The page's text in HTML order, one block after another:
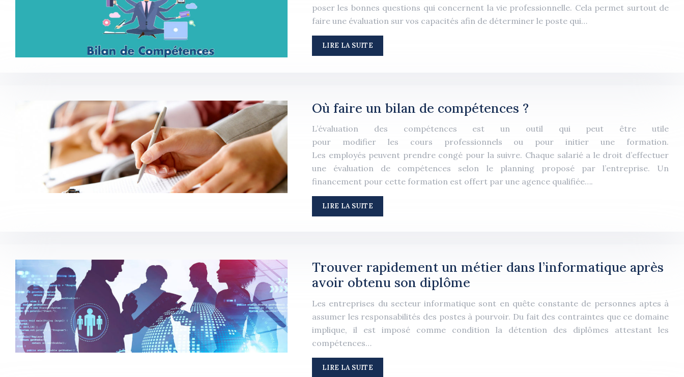
poser les bonnes questions qui concernent la vie professionnelle. Cela permet surtout de
faire une évaluation sur vos capacités afin de déterminer le poste qui…
LIRE LA SUITE
Où faire un bilan de compétences ?
L’évaluation des compétences est un outil qui peut être utile
pour modifier les cours professionnels ou pour initier une formation.
Les employés peuvent prendre congé pour la suivre. Chaque salarié a le droit d’effectuer
une évaluation de compétences selon le planning proposé par l’entreprise. Un
financement pour cette formation est offert par une agence qualifiée….
LIRE LA SUITE
Trouver rapidement un métier dans l’informatique après
avoir obtenu son diplôme
Les entreprises du secteur informatique sont en quête constante de personnes aptes à
assumer les responsabilités des postes à pourvoir. Du fait des contraintes que ce domaine
implique, il est imposé comme condition la détention des diplômes attestant les
compétences…
LIRE LA SUITE